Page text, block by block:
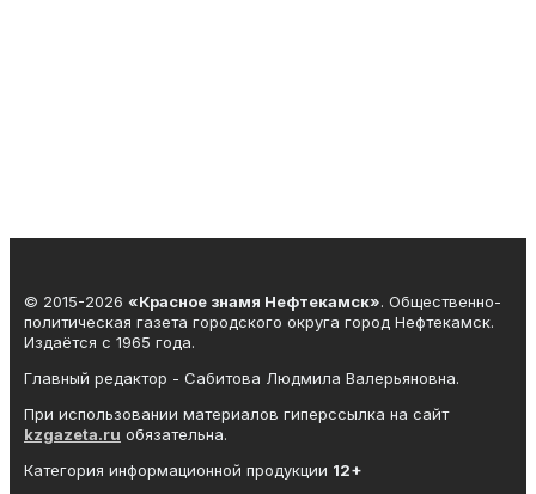
© 2015-2026 «Красное знамя Нефтекамск». Общественно-
политическая газета городского округа город Нефтекамск.
Издаётся с 1965 года.
Главный редактор - Сабитова Людмила Валерьяновна.
При использовании материалов гиперссылка на сайт
kzgazeta.ru обязательна.
Категория информационной продукции 12+